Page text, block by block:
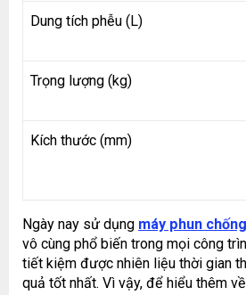
Dung tích phễu (L)
Trọng lượng (kg)
Kích thước (mm)
Ngày nay sử dụng máy phun
vô cùng phổ biến trong mọi công
tiết kiệm được nhiên liệu thời gian
quả tốt nhất. Vì vậy, để hiểu thêm